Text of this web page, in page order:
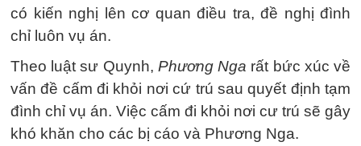
có kiến nghị lên cơ quan điều tra, đề nghị đình
chỉ luôn vụ án.
Theo luật sư Quynh, Phương Nga rất bức xúc về
vấn đề cấm đi khỏi nơi cứ trú sau quyết định tạm
đình chỉ vụ án. Việc cấm đi khỏi nơi cư trú sẽ gây
khó khăn cho các bị cáo và Phương Nga.